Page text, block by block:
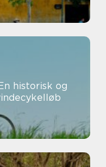
historisk og